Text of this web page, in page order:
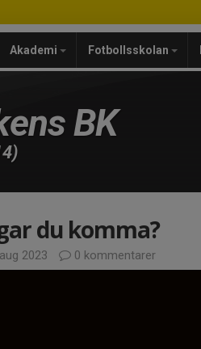
Akademi Fotbollsskolan
BK
du komma?
2023 0 kommentarer